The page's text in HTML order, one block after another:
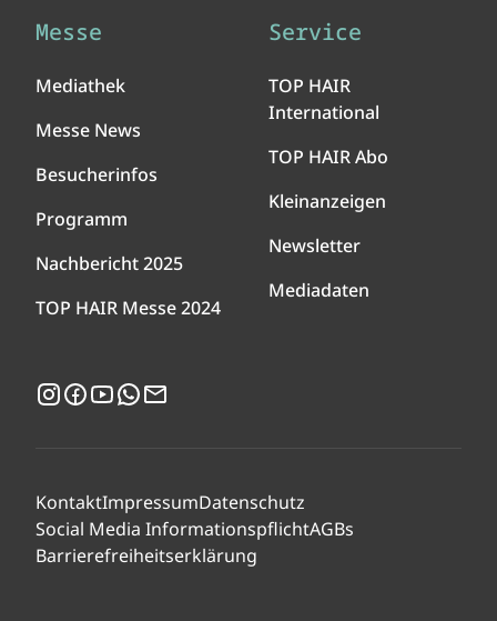
Messe
Mediathek
Messe News
Besucherinfos
Programm
Nachbericht 2025
TOP HAIR Messe 2024
Service
TOP HAIR
International
TOP HAIR Abo
Kleinanzeigen
Newsletter
Mediadaten
Instagram
Facebook
YouTubeWhatsApp
KontaktImpressumDatenschutz
Social Media InformationspflichtAGBs
Barrierefreiheitserklärung